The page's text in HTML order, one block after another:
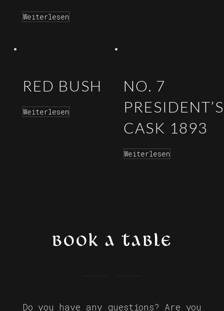
Weiterlesen
RED BUSH
Weiterlesen
NO. 7
PRESIDENT’S
CASK 1893
Weiterlesen
BOOK A TABLE
Do you have any questions? Are you